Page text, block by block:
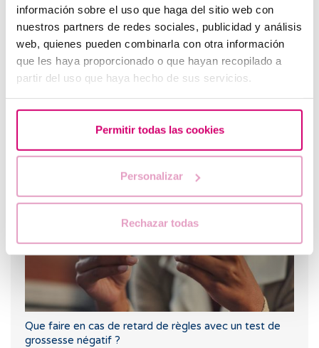
información sobre el uso que haga del sitio web con
nuestros partners de redes sociales, publicidad y análisis
web, quienes pueden combinarla con otra información
que les haya proporcionado o que hayan recopilado a
partir del uso que haya hecho de sus servicios.
Permitir todas las cookies
Personalizar
Rechazar todas
Pertes brunes : causes, lien avec les règles et la
Que faire en cas de retard de règles avec un test de
grossesse négatif ?